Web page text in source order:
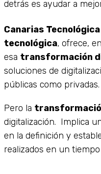
detrás es ayudar a
Canarias
tecnológica, ofrece,
esa transformación
soluciones de
públicas como privadas.
Pero la
digitalización. Implica
en la definición y
realizados en un